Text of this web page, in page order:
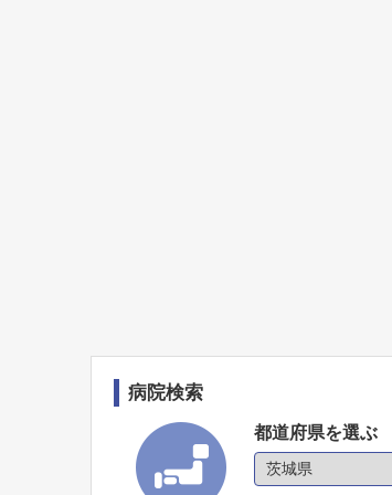
病院検索
都道府県を選ぶ